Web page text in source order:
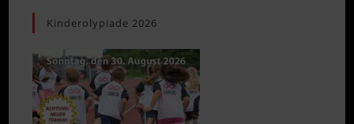
Kinderolypiade 2026